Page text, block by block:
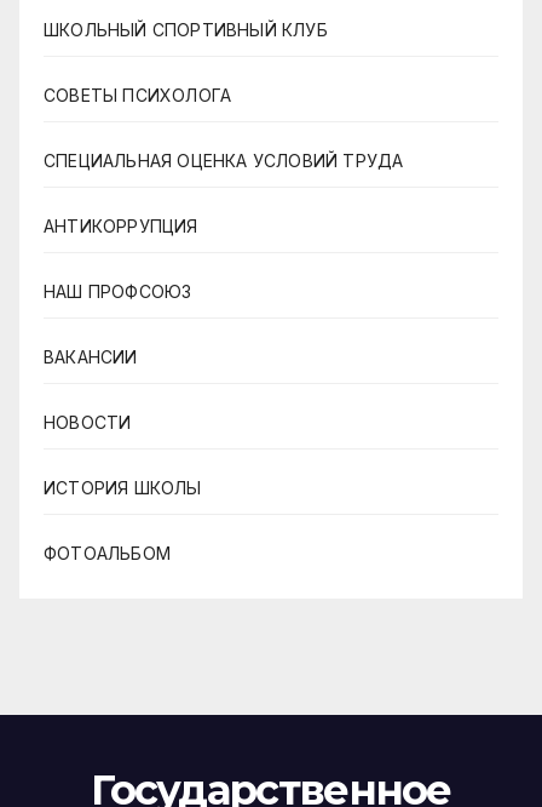
ШКОЛЬНЫЙ СПОРТИВНЫЙ КЛУБ
СОВЕТЫ ПСИХОЛОГА
СПЕЦИАЛЬНАЯ ОЦЕНКА УСЛОВИЙ ТРУДА
АНТИКОРРУПЦИЯ
НАШ ПРОФСОЮЗ
ВАКАНСИИ
НОВОСТИ
ИСТОРИЯ ШКОЛЫ
ФОТОАЛЬБОМ
Государственное